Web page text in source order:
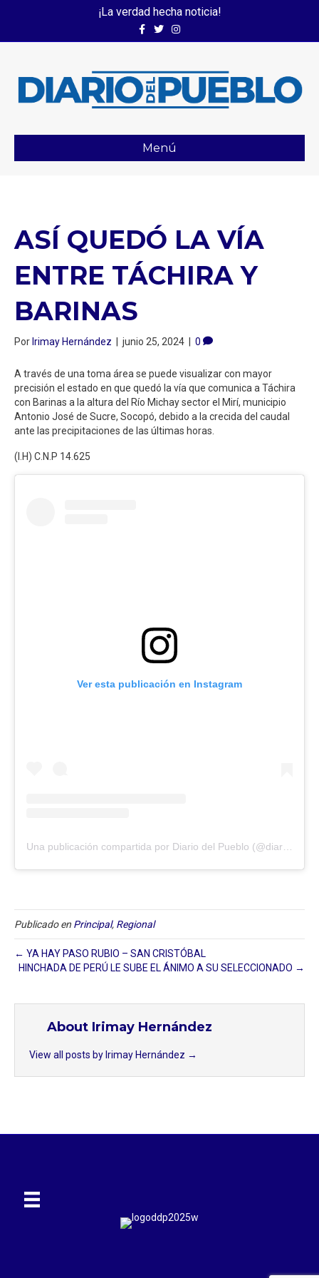
¡La verdad hecha noticia!
FacebookTwitterInstagram
Menú
ASÍ QUEDÓ LA VÍA
ENTRE TÁCHIRA Y
BARINAS
PorIrimay Hernández | junio 25, 2024 | 0
A través de una toma área se puede visualizar con mayor
precisión el estado en que quedó la vía que comunica a Táchira
con Barinas a la altura del Río Michay sector el Mirí, municipio
Antonio José de Sucre, Socopó, debido a la crecida del caudal
ante las precipitaciones de las últimas horas.
(I.H) C.N.P 14.625
Ver esta publicación en Instagram
Publicado en Principal, Regional
← YA HAY PASO RUBIO – SAN CRISTÓBAL
HINCHADA DE PERÚ LE SUBE EL ÁNIMO A SU SELECCIONADO →
About Irimay Hernández
View all posts by Irimay Hernández →